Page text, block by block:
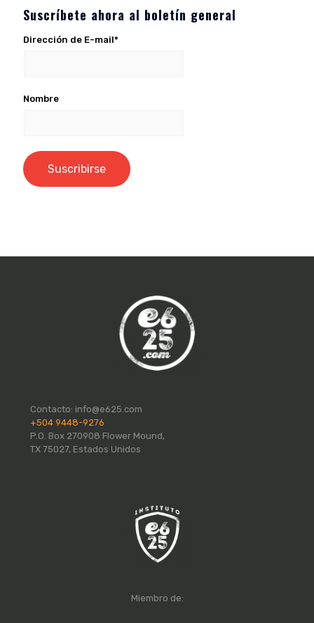
Suscríbete ahora al boletín general
Dirección de E-mail*
Nombre
Contacto: info@e625.com
+504 9448-9276
P.O. Box 270908 Flower Mound,
TX 75027, Estados Unidos
Miembro de: